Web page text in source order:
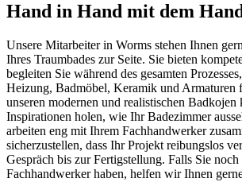
Hand in Hand mit dem
Unsere Mitarbeiter in Worms stehen Ihnen
Ihres Traumbades zur Seite. Sie bieten
begleiten Sie während des gesamten
Heizung, Badmöbel, Keramik und Armaturen
unseren modernen und realistischen Badkojen
Inspirationen holen, wie Ihr Badezimmer
arbeiten eng mit Ihrem Fachhandwerker
sicherzustellen, dass Ihr Projekt reibungslos
Gespräch bis zur Fertigstellung. Falls Sie noch
Fachhandwerker haben, helfen wir Ihnen